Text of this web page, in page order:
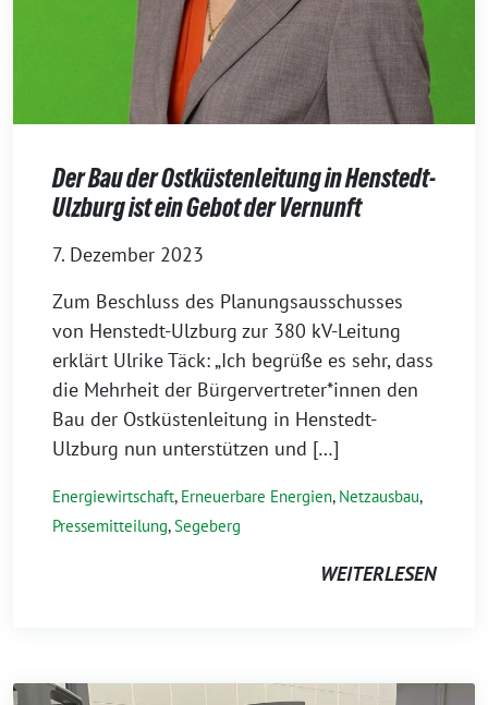
Der Bau der Ostküstenleitung in Henstedt-
Ulzburg ist ein Gebot der Vernunft
7. Dezember 2023
Zum Beschluss des Planungsausschusses
von Henstedt-Ulzburg zur 380 kV-Leitung
erklärt Ulrike Täck: „Ich begrüße es sehr, dass
die Mehrheit der Bürgervertreter*innen den
Bau der Ostküstenleitung in Henstedt-
Ulzburg nun unterstützen und […]
Energiewirtschaft, Erneuerbare Energien, Netzausbau,
Pressemitteilung,Segeberg
WEITERLESEN